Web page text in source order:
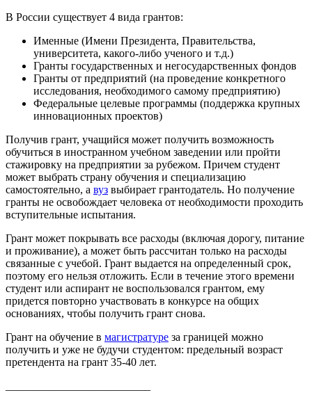
В России существует 4 вида грантов:
Именные (Имени Президента, Правительства,
университета, какого-либо ученого и т.д.)
Гранты государственных и негосударственных фондов
Гранты от предприятий (на проведение конкретного
исследования, необходимого самому предприятию)
Федеральные целевые программы (поддержка крупных
инновационных проектов)
Получив грант, учащийся может получить возможность
обучиться в иностранном учебном заведении или пройти
стажировку на предприятии за рубежом. Причем студент
может выбрать страну обучения и специализацию
самостоятельно, а вуз выбирает грантодатель. Но получение
гранты не освобождает человека от необходимости проходить
вступительные испытания.
Грант может покрывать все расходы (включая дорогу, питание
и проживание), а может быть рассчитан только на расходы
связанные с учебой. Грант выдается на определенный срок,
поэтому его нельзя отложить. Если в течение этого времени
студент или аспирант не воспользовался грантом, ему
придется повторно участвовать в конкурсе на общих
основаниях, чтобы получить грант снова.
Грант на обучение в магистратуре за границей можно
получить и уже не будучи студентом: предельный возраст
претендента на грант 35-40 лет.